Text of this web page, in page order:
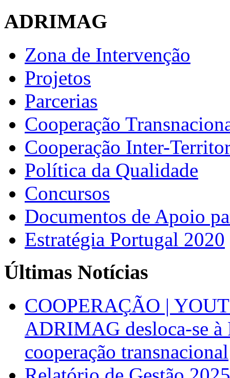
ADRIMAG
Zona de Intervenção
Projetos
Parcerias
Cooperação
Cooperação Inter-
Política da Qualidade
Concursos
Documentos de Apoio
Estratégia Portugal 2020
Últimas Notícias
COOPERAÇÃO |
ADRIMAG desloca-se
cooperação transnacional